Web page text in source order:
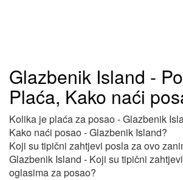
Glazbenik Island -
Plaća, Kako naći
Kolika je plaća za posao - Glazbenik
Kako naći posao - Glazbenik Island?
Koji su tipični zahtjevi posla za ovo
Glazbenik Island - Koji su tipični
oglasima za posao?